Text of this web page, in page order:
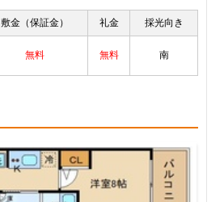
敷金（保証金） 礼金 採光向き
無料 無料 南